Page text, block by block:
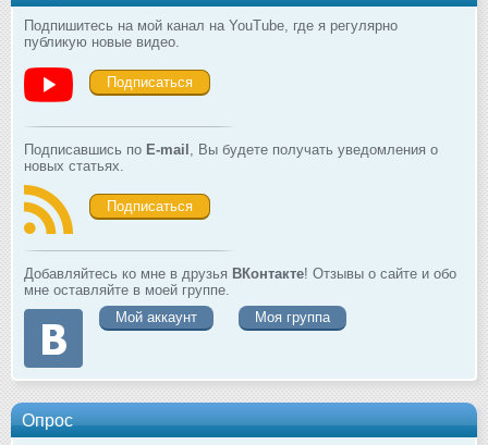
Подпишитесь на мой канал на YouTube, где я регулярно
публикую новые видео.
Подписаться
Подписавшись по E-mail , Вы будете получать уведомления о
новых статьях.
Подписаться
Добавляйтесь ко мне в друзья ВКонтакте! Отзывы о сайте и обо
мне оставляйте в моей группе.
Мой аккаунт
Моя группа
Опрос